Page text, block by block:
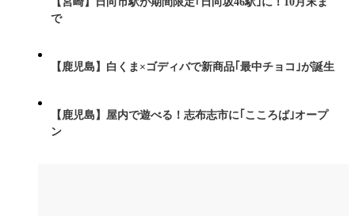
で
【鹿児島】白くま×ゴディバで新商品｢最中チョコ｣が誕生
【鹿児島】屋内で遊べる！志布志市に｢こころば｣オープ
ン